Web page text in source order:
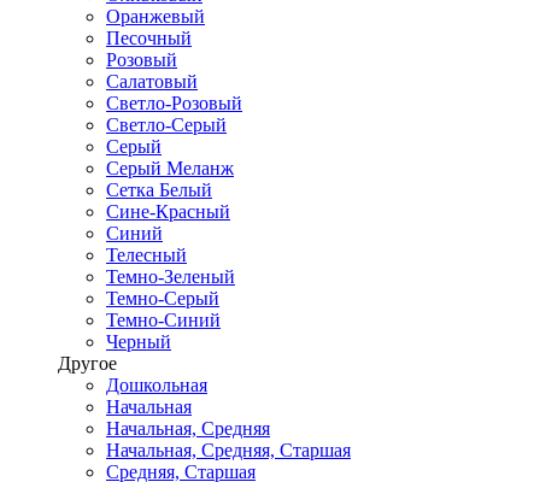
Оранжевый
Песочный
Розовый
Салатовый
Светло-Розовый
Светло-Серый
Серый
Серый Меланж
Сетка Белый
Сине-Красный
Синий
Телесный
Темно-Зеленый
Темно-Серый
Темно-Синий
Черный
Другое
Дошкольная
Начальная
Начальная, Средняя
Начальная, Средняя, Старшая
Средняя, Старшая